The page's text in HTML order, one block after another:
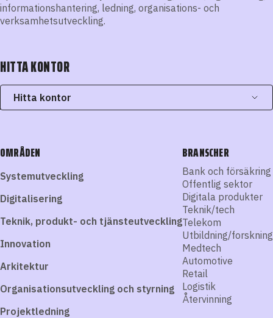
informationshantering, ledning, organisations- och
verksamhetsutveckling.
HITTA KONTOR
Hitta kontor
OMRÅDEN
Systemutveckling
Digitalisering
Teknik, produkt- och tjänsteutveckling
Innovation
Arkitektur
Organisationsutveckling och styrning
Projektledning
BRANSCHER
Bank och försäkring
Offentlig sektor
Digitala produkter
Teknik/tech
Telekom
Utbildning/forskning
Medtech
Automotive
Retail
Logistik
Återvinning